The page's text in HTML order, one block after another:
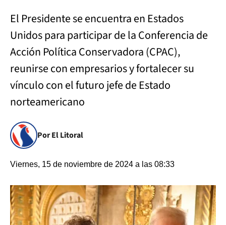
El Presidente se encuentra en Estados
Unidos para participar de la Conferencia de
Acción Política Conservadora (CPAC),
reunirse con empresarios y fortalecer su
vínculo con el futuro jefe de Estado
norteamericano
Por El Litoral
Viernes, 15 de noviembre de 2024 a las 08:33